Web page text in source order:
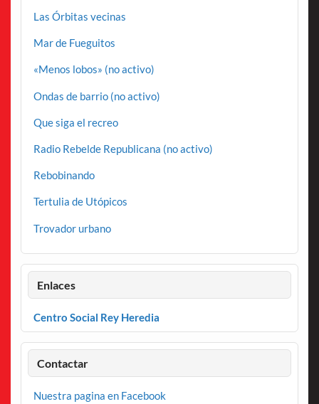
Las Órbitas vecinas
Mar de Fueguitos
«Menos lobos» (no activo)
Ondas de barrio (no activo)
Que siga el recreo
Radio Rebelde Republicana (no activo)
Rebobinando
Tertulia de Utópicos
Trovador urbano
Enlaces
Centro Social Rey Heredia
Contactar
Nuestra pagina en Facebook